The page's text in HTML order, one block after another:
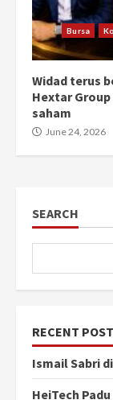
Bursa
Widad terus
Hextar
saham
June 24, 2026
SEARCH
RECENT
Ismail Sabri
HeiTech